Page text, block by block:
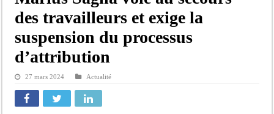
des travailleurs et exige la
suspension du processus
d’attribution
27 mars 2024 Actualité